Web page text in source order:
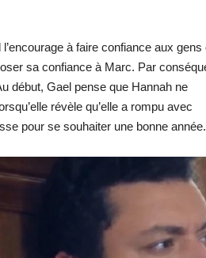
à faire confiance aux gens
sa confiance à Marc. Par
début, Gael pense que Hannah ne
révèle qu’elle a rompu avec
pour se souhaiter une bonne année.